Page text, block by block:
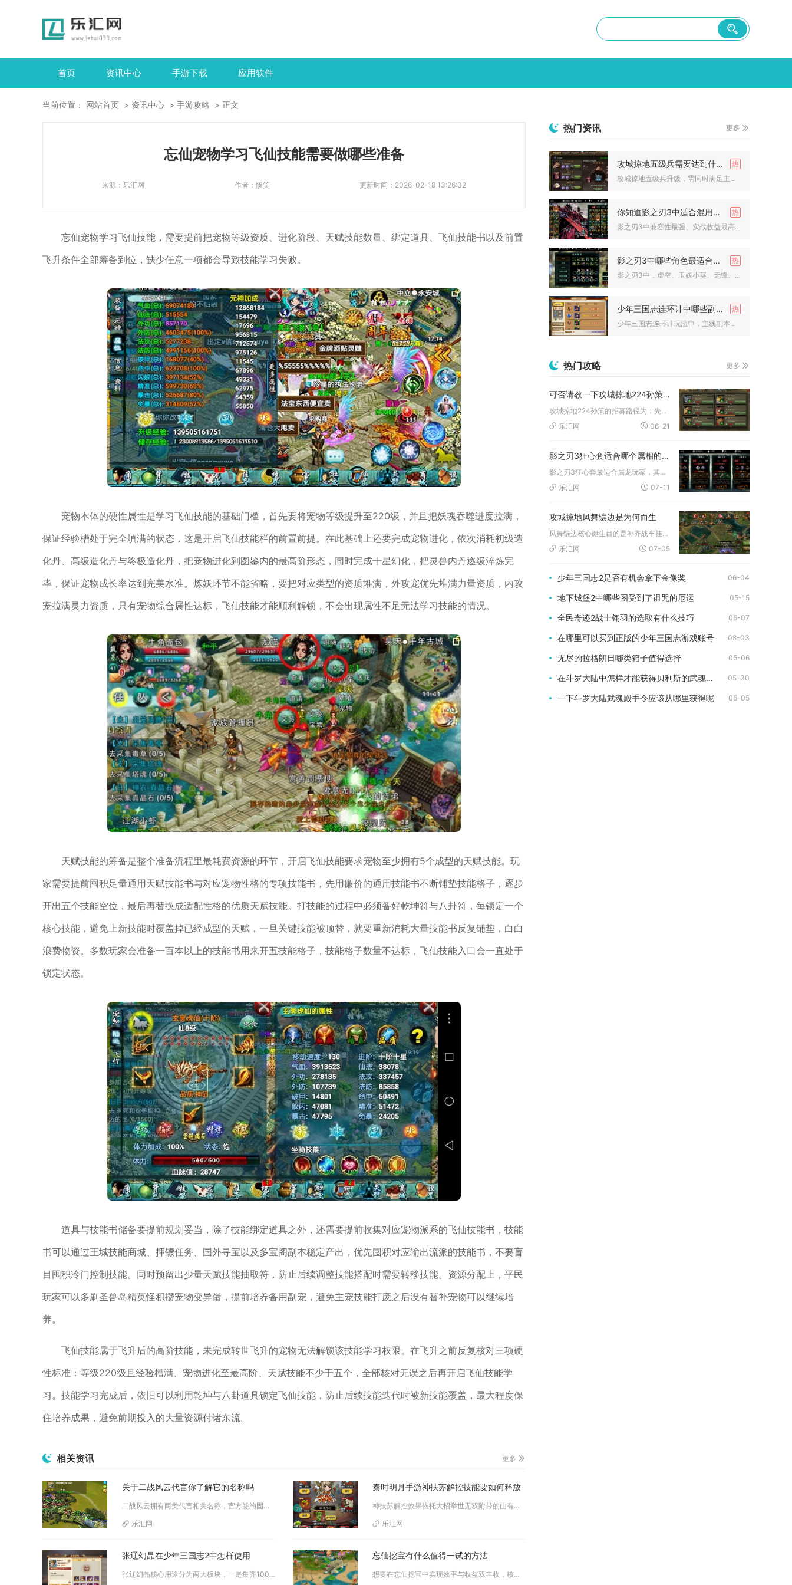
首页 资讯中心 手游下载 应用软件
当前位置： 网站首页 资讯中心 手游攻略 正文
忘仙宠物学习飞仙技能需要做哪些准备
来源： 乐汇网 作者： 惨笑 更新时间： 2026-02-18 13:26:32
忘仙宠物学习飞仙技能，需要提前把宠物等级资质、进化阶段、天赋技能数量、绑定道具、飞仙技能书以及前置
飞升条件全部筹备到位，缺少任意一项都会导致技能学习失败。
宠物本体的硬性属性是学习飞仙技能的基础门槛，首先要将宠物等级提升至220级，并且把妖魂吞噬进度拉满，
保证经验槽处于完全填满的状态，这是开启飞仙技能栏的前置前提。在此基础上还要完成宠物进化，依次消耗初级造
化丹、高级造化丹与终极造化丹，把宠物进化到图鉴内的最高阶形态，同时完成十星幻化，把灵兽内丹逐级淬炼完
毕，保证宠物成长率达到完美水准。炼妖环节不能省略，要把对应类型的资质堆满，外攻宠优先堆满力量资质，内攻
宠拉满灵力资质，只有宠物综合属性达标，飞仙技能才能顺利解锁，不会出现属性不足无法学习技能的情况。
天赋技能的筹备是整个准备流程里最耗费资源的环节，开启飞仙技能要求宠物至少拥有5个成型的天赋技能。玩
家需要提前囤积足量通用天赋技能书与对应宠物性格的专项技能书，先用廉价的通用技能书不断铺垫技能格子，逐步
开出五个技能空位，最后再替换成适配性格的优质天赋技能。打技能的过程中必须备好乾坤符与八卦符，每锁定一个
核心技能，避免上新技能时覆盖掉已经成型的天赋，一旦关键技能被顶替，就要重新消耗大量技能书反复铺垫，白白
浪费物资。多数玩家会准备一百本以上的技能书用来开五技能格子，技能格子数量不达标，飞仙技能入口会一直处于
锁定状态。
道具与技能书储备要提前规划妥当，除了技能绑定道具之外，还需要提前收集对应宠物派系的飞仙技能书，技能
书可以通过王城技能商城、押镖任务、国外寻宝以及多宝阁副本稳定产出，优先囤积对应输出流派的技能书，不要盲
目囤积冷门控制技能。同时预留出少量天赋技能抽取符，防止后续调整技能搭配时需要转移技能。资源分配上，平民
玩家可以多刷圣兽岛精英怪积攒宠物变异蛋，提前培养备用副宠，避免主宠技能打废之后没有替补宠物可以继续培
养。
飞仙技能属于飞升后的高阶技能，未完成转世飞升的宠物无法解锁该技能学习权限。在飞升之前反复核对三项硬
性标准：等级220级且经验槽满、宠物进化至最高阶、天赋技能不少于五个，全部核对无误之后再开启飞仙技能学
习。技能学习完成后，依旧可以利用乾坤与八卦道具锁定飞仙技能，防止后续技能迭代时被新技能覆盖，最大程度保
住培养成果，避免前期投入的大量资源付诸东流。
相关资讯 更多
关于二战风云代言你了解它的名称吗
二战风云拥有两类代言相关名称，官方签约固定代言人名为刘凡菲，同时早期服务器开展过玩家海选代言活动，海选胜出玩家代表为王笑...
乐汇网
秦时明月手游神扶苏解控技能要如何释放
神扶苏解控效果依托大招举世无双附带的山有扶苏被动触发，要等己方多名核心弟子被眩晕、封印、中毒等负面状态覆盖，且不存在裁决...
乐汇网
张辽幻晶在少年三国志2中怎样使用
张辽幻晶核心用途分为两大板块，一是集齐100枚完成红张辽幻紫转化为紫金战神张辽，二是幻紫完成后持续消耗用于紫金张辽升星，...
忘仙挖宝有什么值得一试的方法
想要在忘仙挖宝中实现效率与收益双丰收，核心在于分级准备、精准定位、策略结算三大要点，熟练运用后可大幅提升稀有道具获取率，...
热门资讯 更多
攻城掠地五级兵需要达到什么条件才能升级
攻城掠地五级兵升级，需同时满足主城等级100级、对应军营30...
你知道影之刃3中适合混用的心法吗
影之刃3中兼容性最强、实战收益最高的心法混用组合分为四类，分...
影之刃3中哪些角色最适合利用结界效果
影之刃3中，虚空、玉妖小葵、无锋、魔弦是最适配结界效果的四大...
少年三国志连环计中哪些副本可以快速获得经验和资源
少年三国志连环计玩法中，主线副本、经验副本、名将列传、日常资...
热门攻略 更多
可否请教一下攻城掠地224孙策的招募路径
攻城掠地224孙策的招募路径为：先通关224级副本解锁孙策紫...
乐汇网
06-21
影之刃3狂心套适合哪个属相的玩家
影之刃3狂心套最适合属龙玩家，其余属相搭配狂心套都会出现属性...
乐汇网
07-11
攻城掠地凤舞镶边是为何而生
凤舞镶边核心诞生目的是补齐战车挂件体系短板、和龙纹顶盖凑齐龙...
乐汇网
07-05
少年三国志2是否有机会拿下金像奖 06-04
地下城堡2中哪些图受到了诅咒的厄运 05-15
全民奇迹2战士翎羽的选取有什么技巧 06-07
在哪里可以买到正版的少年三国志游戏账号 08-03
无尽的拉格朗日哪类箱子值得选择 05-06
在斗罗大陆中怎样才能获得贝利斯的武魂觉醒 05-30
一下斗罗大陆武魂殿手令应该从哪里获得呢 06-05